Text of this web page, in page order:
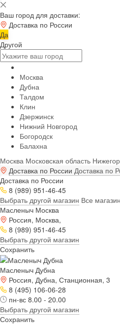
Ваш город для доставки:
Доставка по России
Да
Другой
Москва
Дубна
Талдом
Клин
Дзержинск
Нижний Новгород
Богородск
Балахна
Москва Московская область
Доставка по России Доставка по
Доставка по России
8 (989) 951-46-45
Выбрать другой магазин Все
Масленыч Москва
Россия, Москва,
8 (989) 951-46-45
Выбрать другой магазин
Сохранить
Масленыч Дубна
Россия, Дубна, Станционная, 3
8 (495) 106-06-28
пн-вс 8.00 - 20.00
Выбрать другой магазин
Сохранить